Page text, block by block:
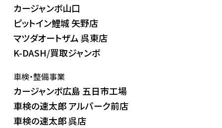
カージャンボ山口
ピットイン鯉城 矢野店
マツダオートザム 呉東店
K-DASH/買取ジャンボ
車検・整備事業
カージャンボ広島 五日市工場
車検の速太郎 アルパーク前店
車検の速太郎 呉店